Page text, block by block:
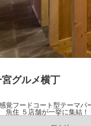
宮グルメ横丁
覚フードコート型テーマパ
魚住 ５店舗が一挙に集結！